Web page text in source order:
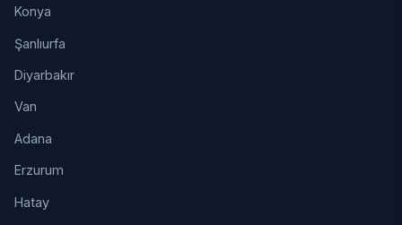
Konya
Şanlıurfa
Diyarbakır
Van
Adana
Erzurum
Hatay